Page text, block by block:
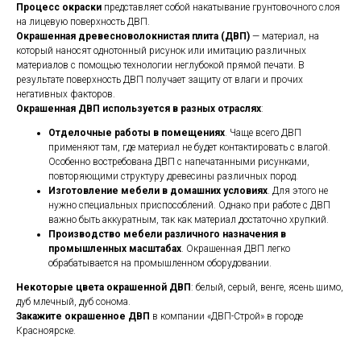
Процесс окраски представляет собой накатывание грунтовочного слоя
на лицевую поверхность ДВП.
Окрашенная древесноволокнистая плита (ДВП) — материал, на
который наносят однотонный рисунок или имитацию различных
материалов с помощью технологии неглубокой прямой печати. В
результате поверхность ДВП получает защиту от влаги и прочих
негативных факторов.
Окрашенная ДВП используется в разных отраслях:
Отделочные работы в помещениях. Чаще всего ДВП
применяют там, где материал не будет контактировать с влагой.
Особенно востребована ДВП с напечатанными рисунками,
повторяющими структуру древесины различных пород.
Изготовление мебели в домашних условиях. Для этого не
нужно специальных приспособлений. Однако при работе с ДВП
важно быть аккуратным, так как материал достаточно хрупкий.
Производство мебели различного назначения в
промышленных масштабах. Окрашенная ДВП легко
обрабатывается на промышленном оборудовании.
Некоторые цвета окрашенной ДВП: белый, серый, венге, ясень шимо,
дуб млечный, дуб сонома.
Закажите окрашенное ДВП в компании «ДВП-Строй» в городе
Красноярске.